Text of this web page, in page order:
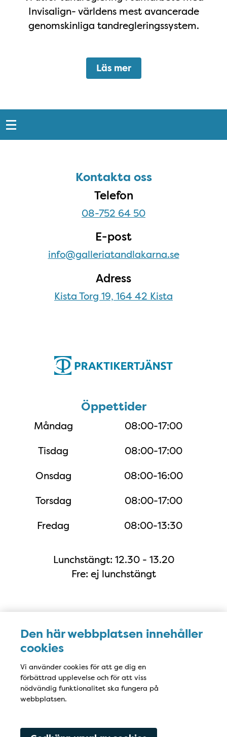
Den här webbplatsen innehåller
cookies
Vi använder cookies för att ge dig en
förbättrad upplevelse och för att viss
nödvändig funktionalitet ska fungera på
webbplatsen.
Invisalign- världens mest avancerade
genomskinliga tandregleringssystem.
Läs mer
Snabblänkar
Kontakta ossKontakta oss
Telefon
08-752 64 50
E-post
info@galleriatandlakarna.se
Adress
Kista Torg 19, 164 42 Kista
Öppettider
Måndag
08:00-17:00
Tisdag
08:00-17:00
Onsdag
08:00-16:00
Torsdag
08:00-17:00
Fredag
08:00-13:30
Lunchstängt: 12.30 - 13.20
Fre: ej lunchstängt
Karta